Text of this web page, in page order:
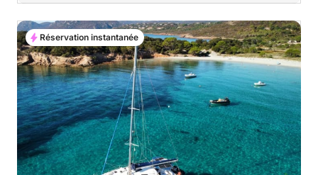
Réservation instantanée